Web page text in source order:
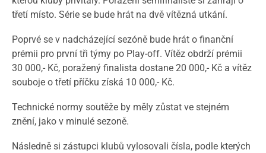
třetí místo. Série se bude hrát na dvě vítězná utkání.
Poprvé se v nadcházející sezóně bude hrát o finanční
prémii pro první tři týmy po Play-off. Vítěz obdrží prémii
30 000,- Kč, poražený finalista dostane 20 000,- Kč a vítěz
souboje o třetí příčku získá 10 000,- Kč.
Technické normy soutěže by měly zůstat ve stejném
znění, jako v minulé sezoně.
Následně si zástupci klubů vylosovali čísla, podle kterých